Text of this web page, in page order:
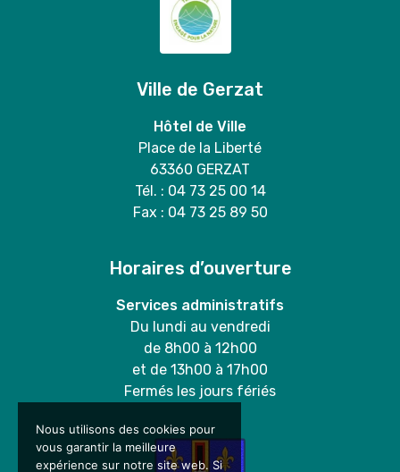
Ville de Gerzat
Hôtel de Ville
Place de la Liberté
63360 GERZAT
Tél. : 04 73 25 00 14
Fax : 04 73 25 89 50
Horaires d’ouverture
Services administratifs
Du lundi au vendredi
de 8h00 à 12h00
et de 13h00 à 17h00
Fermés les jours fériés
Nous utilisons des cookies pour
vous garantir la meilleure
expérience sur notre site web. Si